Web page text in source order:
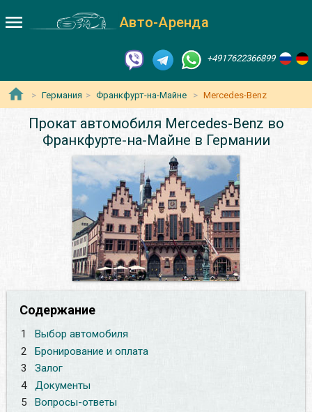
Авто-Аренда
+4917622366899
Германия Франкфурт-на-Майне Mercedes-Benz
Прокат автомобиля Mercedes-Benz во
Франкфурте-на-Майне в Германии
Содержание
1
Выбор автомобиля
2
Бронирование и оплата
3
Залог
4
Документы
5
Вопросы-ответы